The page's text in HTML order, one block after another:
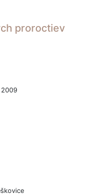
proroctiev
2009